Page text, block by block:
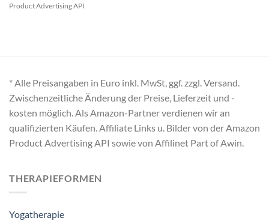
Product Advertising API
* Alle Preisangaben in Euro inkl. MwSt, ggf. zzgl. Versand.
Zwischenzeitliche Änderung der Preise, Lieferzeit und -
kosten möglich. Als Amazon-Partner verdienen wir an
qualifizierten Käufen. Affiliate Links u. Bilder von der Amazon
Product Advertising API sowie von Affilinet Part of Awin.
THERAPIEFORMEN
Yogatherapie